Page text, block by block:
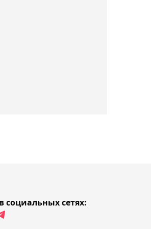
Царукяна
социальных сетях: